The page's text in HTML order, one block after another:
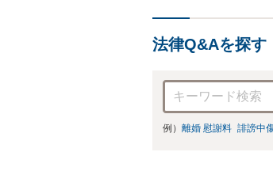
法律Q&Aを探す
例） 離婚 慰謝料 誹謗中